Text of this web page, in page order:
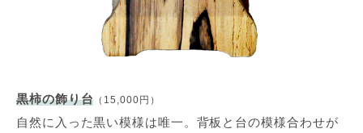
黒柿の飾り台 （15,000円）
自然に入った黒い模様は唯一。背板と台の模様合わせが